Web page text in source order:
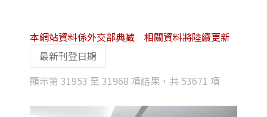
顯示第 31953 至 31968 項結果，共 53671 項
latest
本網站資料係外交部典藏 相關資料將陸續更新